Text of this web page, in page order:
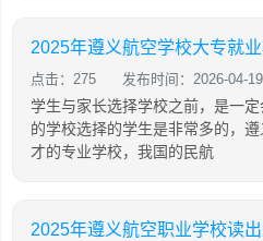
2025年遵义航空学校大专就
点击：275 发布时间：2026-04-19
学生与家长选择学校之前，是一
的学校选择的学生是非常多的，
才的专业学校，我国的民航
2025年遵义航空职业学校读